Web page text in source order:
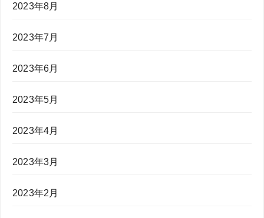
2023年8月
2023年7月
2023年6月
2023年5月
2023年4月
2023年3月
2023年2月